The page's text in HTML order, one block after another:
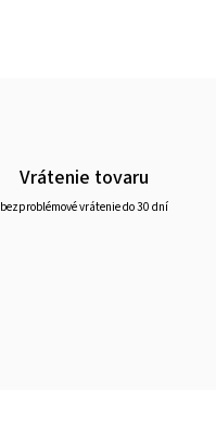
Vrátenie tovaru
bezproblémové vrátenie do 30 dní